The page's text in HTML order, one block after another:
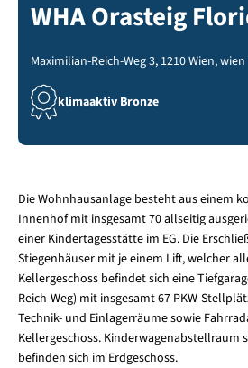
WHA Orasteig
Maximilian-Reich-Weg 3, 1210 Wien,
klimaaktiv Bronze
Die Wohnhausanlage besteht aus einem
Innenhof mit insgesamt 70 allseitig
einer Kindertagesstätte im EG. Die
Stiegenhäuser mit je einem Lift, welcher
Kellergeschoss befindet sich eine
Reich-Weg) mit insgesamt 67 PKW-
Technik- und Einlagerräume sowie
Kellergeschoss. Kinderwagenabstellraum
befinden sich im Erdgeschoss.